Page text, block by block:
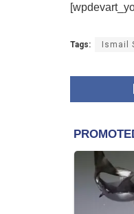
Tags: Ismail